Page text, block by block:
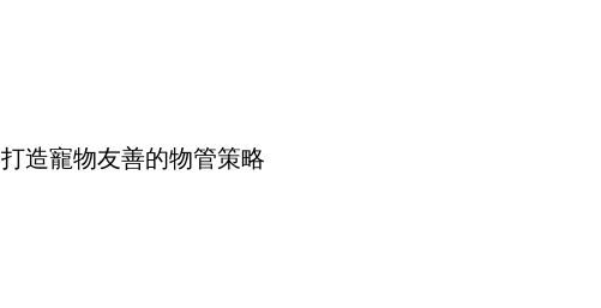
打造寵物友善的物管策略